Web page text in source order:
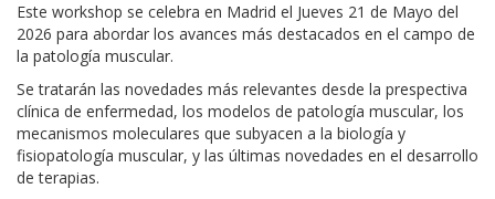
Este workshop se celebra en Madrid el Jueves 21 de Mayo del
2026 para abordar los avances más destacados en el campo de
la patología muscular.
Se tratarán las novedades más relevantes desde la prespectiva
clínica de enfermedad, los modelos de patología muscular, los
mecanismos moleculares que subyacen a la biología y
fisiopatología muscular, y las últimas novedades en el desarrollo
de terapias.